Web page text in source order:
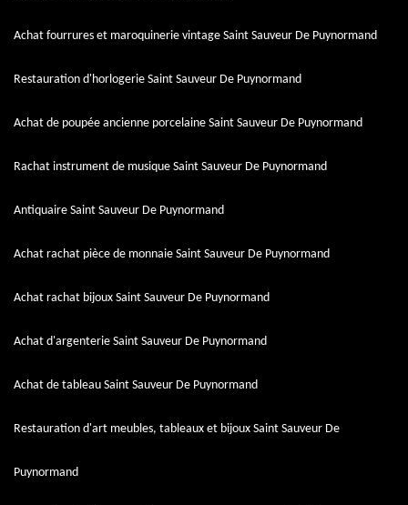
Achat fourrures et maroquinerie vintage Saint Sauveur De Puynormand
Restauration d'horlogerie Saint Sauveur De Puynormand
Achat de poupée ancienne porcelaine Saint Sauveur De Puynormand
Rachat instrument de musique Saint Sauveur De Puynormand
Antiquaire Saint Sauveur De Puynormand
Achat rachat pièce de monnaie Saint Sauveur De Puynormand
Achat rachat bijoux Saint Sauveur De Puynormand
Achat d'argenterie Saint Sauveur De Puynormand
Achat de tableau Saint Sauveur De Puynormand
Restauration d'art meubles, tableaux et bijoux Saint Sauveur De
Puynormand